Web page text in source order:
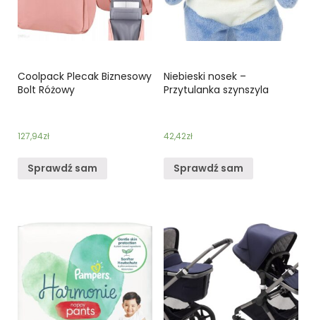
Coolpack Plecak Biznesowy
Bolt Różowy
127,94zł
Sprawdź sam
Niebieski nosek –
Przytulanka szynszyla
42,42zł
Sprawdź sam